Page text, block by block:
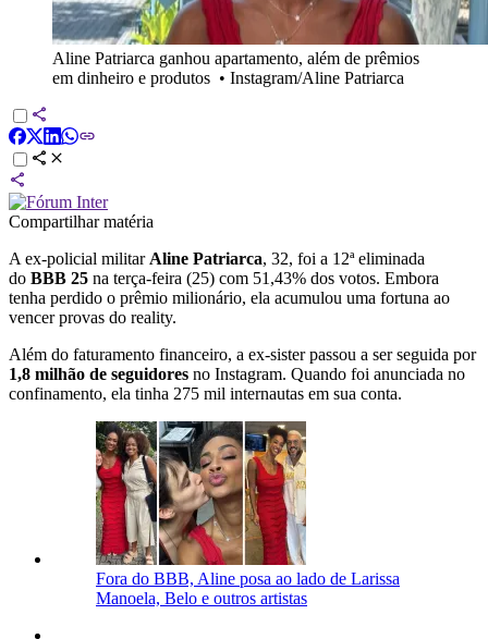
Aline Patriarca ganhou apartamento, além de prêmios
em dinheiro e produtos • Instagram/Aline Patriarca
Compartilhar matéria
A ex-policial militar Aline Patriarca, 32, foi a 12ª eliminada
do BBB 25 na terça-feira (25) com 51,43% dos votos. Embora
tenha perdido o prêmio milionário, ela acumulou uma fortuna ao
vencer provas do reality.
Além do faturamento financeiro, a ex-sister passou a ser seguida por
1,8 milhão de seguidores no Instagram. Quando foi anunciada no
confinamento, ela tinha 275 mil internautas em sua conta.
Fora do BBB, Aline posa ao lado de Larissa
Manoela, Belo e outros artistas